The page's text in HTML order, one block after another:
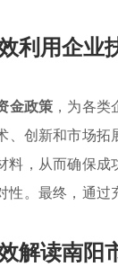
利用企业
金政策 ，为各
、创新和市场
料，从而确保
性。最终，通
解读南阳